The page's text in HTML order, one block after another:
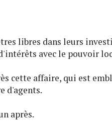
libres dans leurs
avec le pouvoir
cette affaire, qui est
d'agents.
après.